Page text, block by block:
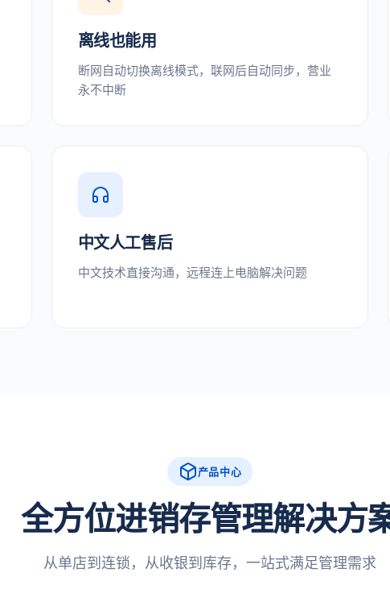
离线也能用
断网自动切换离线模式，联网后自动同步，营业
永不中断
中文人工售后
中文技术直接沟通，远程连上电脑解决问题
产品中心
全方位进销存管理解决方
从单店到连锁，从收银到库存，一站式满足管理需求